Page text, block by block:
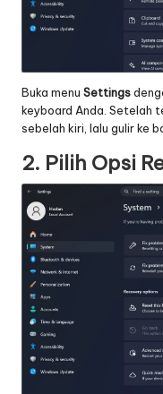
Buka menu Settings
keyboard Anda. Setelah
sebelah kiri, lalu gulir ke
2. Pilih Opsi